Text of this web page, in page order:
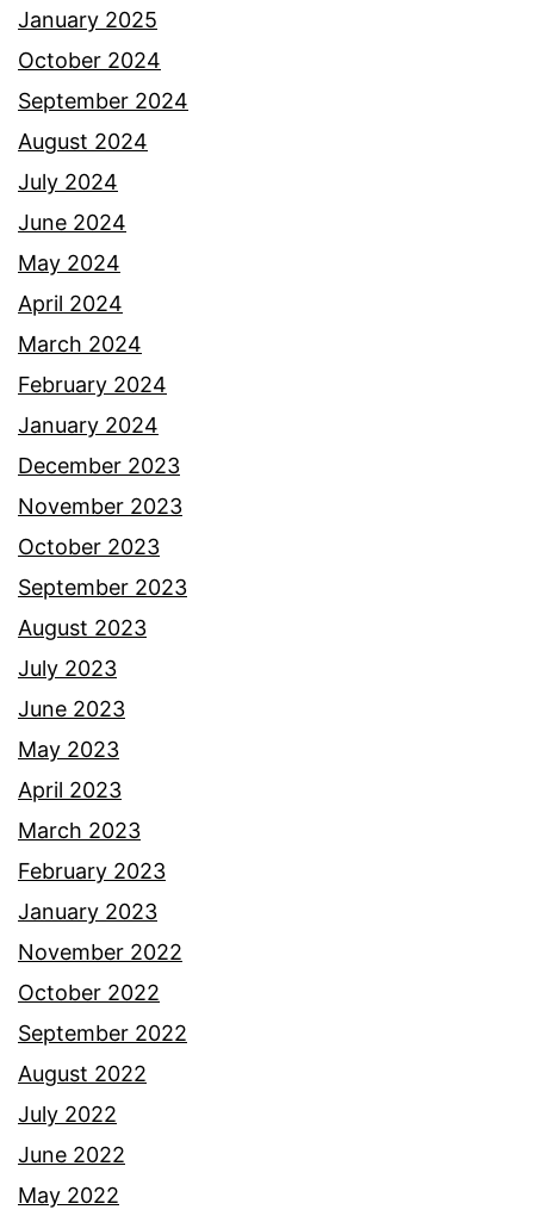
January 2025
October 2024
September 2024
August 2024
July 2024
June 2024
May 2024
April 2024
March 2024
February 2024
January 2024
December 2023
November 2023
October 2023
September 2023
August 2023
July 2023
June 2023
May 2023
April 2023
March 2023
February 2023
January 2023
November 2022
October 2022
September 2022
August 2022
July 2022
June 2022
May 2022